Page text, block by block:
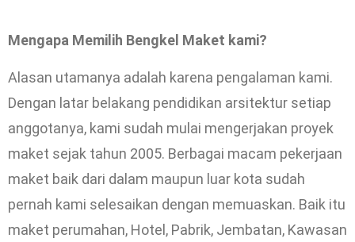
Mengapa Memilih Bengkel Maket kami?
Alasan utamanya adalah karena pengalaman kami.
Dengan latar belakang pendidikan arsitektur setiap
anggotanya, kami sudah mulai mengerjakan proyek
maket sejak tahun 2005. Berbagai macam pekerjaan
maket baik dari dalam maupun luar kota sudah
pernah kami selesaikan dengan memuaskan. Baik itu
maket perumahan, Hotel, Pabrik, Jembatan, Kawasan